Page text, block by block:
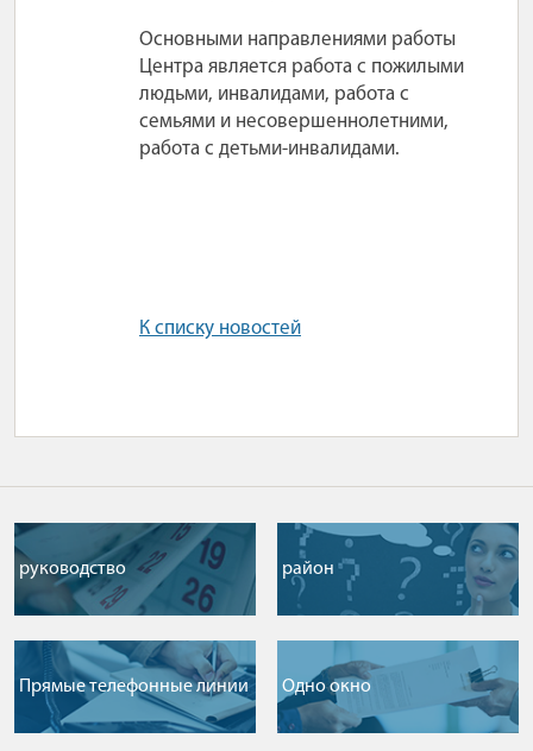
Основными направлениями работы
Центра является работа с пожилыми
людьми, инвалидами, работа с
семьями и несовершеннолетними,
работа с детьми-инвалидами.
К списку новостей
руководство район
Прямые телефонные линии Одно окно